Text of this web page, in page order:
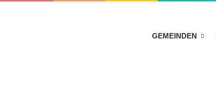
HOMEGEMEINDEN